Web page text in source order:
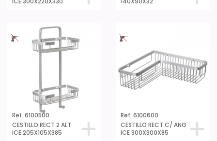
Ref. 6100500
CESTILLO RECT 2 ALT
ICE 205X105X385
Ref. 6100600
CESTILLO RECT C/ ANG
ICE 300X300X85